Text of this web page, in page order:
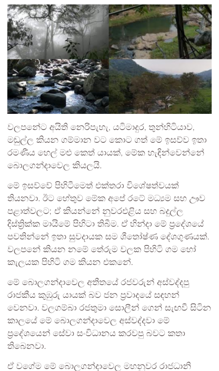
වලපනේට අයිති නෙරිපැහැ, යටිමාදුර, තුන්හිටියාව,
මඬුල්ල කියන ගම්මාන වට කොට ගත් මේ ඉසව්ව ඉතා
රමණීය හෙල් මළු කෙත් යායක්, මේක හැඳින්වෙන්නේ
බොලගන්දාවෙල කියලයි.
මේ ඉසව්වේ පිහිටීමෙත් එක්තරා විශේෂත්වයක්
තියනවා. ඊට හේතුව මේක අපේ රටේ මධ්‍යම සහ ඌව
පළාත්වලට; ඒ කියන්නේ නුවරඑළිය සහ බදුල්ල
දිස්ත්‍රික්ක මායිමේ පිහිටා තිබීම. ඒ හින්දා මේ ප්‍රදේශයේ
පවතින්නේ ඉතා සුවදායක සම ශීතෝෂ්ණ දේශගුණයක්.
වලපනේ කියන නමේ තේරුම වලක පිහිටි ගම හෝ
කැලයක පිහිටි ගම කියන එකනේ.
මේ බොලගන්දාවෙල අතීතයේ රජවරුන් අස්වද්දපු
රාජකීය කුඹුරු යායක් බව ජන ප්‍රවාදයේ සඳහන්
වෙනවා. වලගම්බා රජතුමා සොලීන් ගෙන් සැඟවී සිටින
කාලයේ මේ බොලගන්දාවෙල අස්වද්දවා මේ
ප්‍රදේශයෙන් සේවා සංවිධානය කරවපු බවට කතා
තිබෙනවා.
ඒ වගේම මේ බොලගන්දාවෙල මහනුවර රාජධානි